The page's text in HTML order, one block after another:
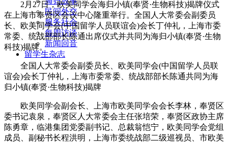
民间外交
服务社会
每周访谈
新闻回音
留学生杂志
2月27日，欧美同学会海归小镇(奉贤·生物科技)揭牌仪式
在上海市奉贤区会议中心隆重举行。全国人大常委会副委员
长、欧美同学会(中国留学人员联谊会)会长丁仲礼，上海市委
常委、统战部部长陈通出席仪式并共同为海归小镇(奉贤·生物
科技)揭牌。
全国人大常委会副委员长、欧美同学会(中国留学人员联
谊会)会长丁仲礼，上海市委常委、统战部部长陈通共同为海
归小镇(奉贤·生物科技)揭牌
欧美同学会副会长、上海市欧美同学会会长李林，奉贤区
委书记袁泉，奉贤区人大常委会主任张培荣，奉贤区政协主席
陈勇章，临港集团党委副书记、总裁翁恺宁，欧美同学会党组
成员、副秘书长程洪明，上海市委统战部二级巡视员、市欧美